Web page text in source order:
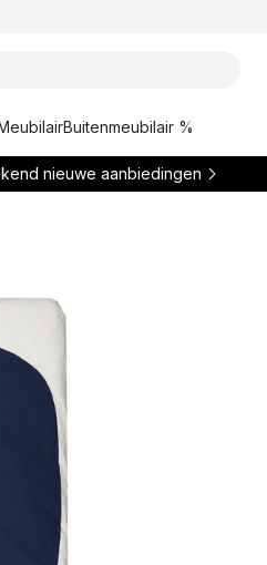
Buitenmeubilair %
nieuwe aanbiedingen